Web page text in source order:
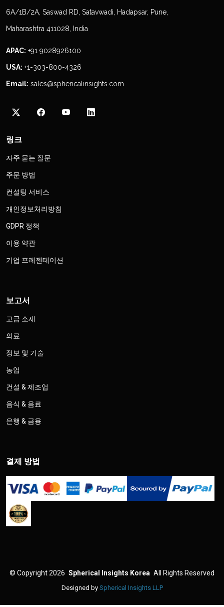
6A/1B/2A, Saswad RD, Satavwadi, Hadapsar, Pune,
Maharashtra 411028, India
APAC: +91 9028926100
USA: +1-303-800-4326
Email: sales@sphericalinsights.com
링크
자주 묻는 질문
주문 방법
컨설팅 서비스
개인정보처리방침
GDPR 정책
이용 약관
기업 프레젠테이션
보고서
고급 소재
의료
정보 및 기술
농업
건설 & 제조업
음식 & 음료
은행 & 금융
결제 방법
© Copyright 2026 Spherical Insights Korea All Rights Reserved
Designed by Spherical Insights LLP